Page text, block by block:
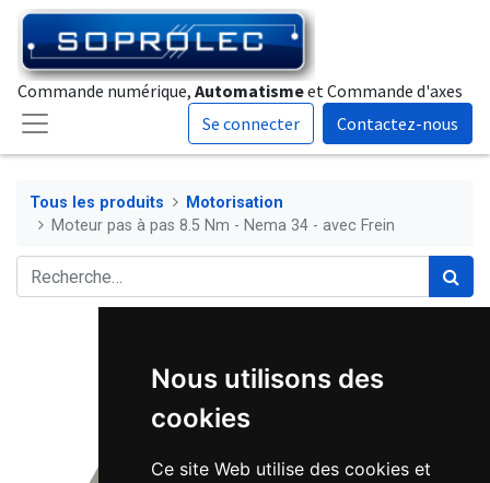
Nous utilisons des
cookies
Ce site Web utilise des cookies et
Commande numérique, Automatismeet Commande d'axes
Se connecter
Contactez-nous
Tous les produits
Motorisation
Moteur pas à pas 8.5 Nm - Nema 34 - avec Frein